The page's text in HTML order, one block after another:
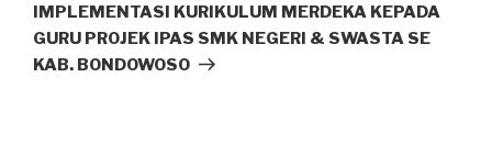
IMPLEMENTASI KURIKULUM MERDEKA KEPADA
GURU PROJEK IPAS SMK NEGERI & SWASTA SE
KAB. BONDOWOSO